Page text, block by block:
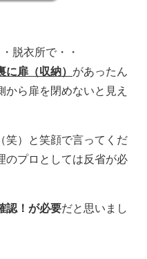
脱衣所で・・
に扉（収納） があったん
ら扉を閉めないと見え
笑）と笑顔で言ってくだ
のプロとしては反省が必
認！が必要だと思いまし